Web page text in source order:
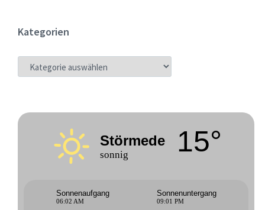
Kategorien
KATEGORIEN
Störmede
sonnig 15°
Sonnenaufgang
06:02 AM
Sonnenuntergang
09:01 PM